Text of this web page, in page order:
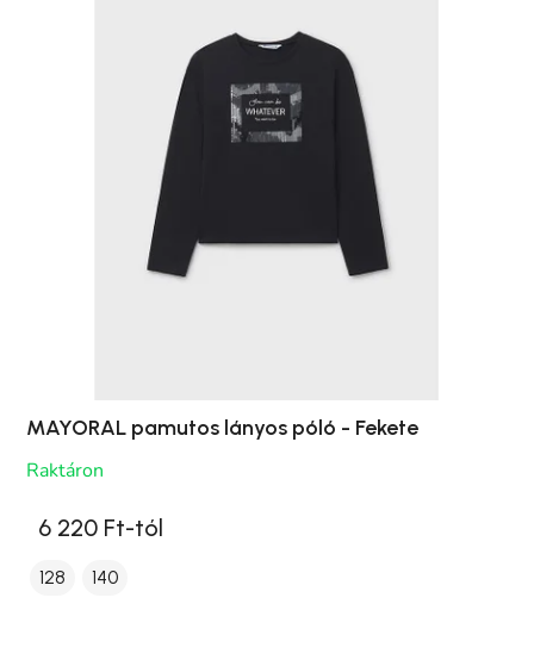
MAYORAL pamutos lányos póló - Fekete
Raktáron
6 220 Ft-tól
128 140